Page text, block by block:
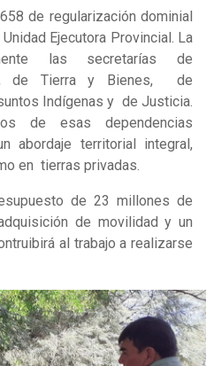
de regularización dominial
Ejecutora Provincial. La
las secretarías de
de Tierra y Bienes, de
Indígenas y de Justicia.
de esas dependencias
abordaje territorial integral,
en tierras privadas.
de 23 millones de
de movilidad y un
al trabajo a realizarse